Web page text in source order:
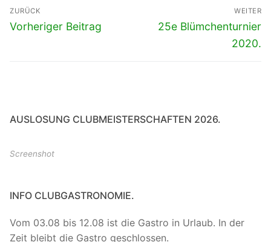
Beitragsnavigation
ZURÜCK
Vorheriger
Vorheriger Beitrag
WEITER
Nächster
25e Blümchenturnier
2020.
AUSLOSUNG CLUBMEISTERSCHAFTEN 2026.
Screenshot
INFO CLUBGASTRONOMIE.
Vom 03.08 bis 12.08 ist die Gastro in Urlaub. In der
Zeit bleibt die Gastro geschlossen.